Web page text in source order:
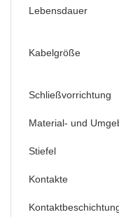
Lebensdauer
Kabelgröße
Schließvorrichtung
Material- und
Stiefel
Kontakte